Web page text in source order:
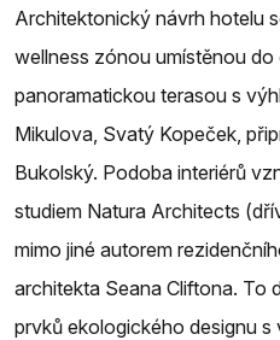
Architektonický návrh hotelu
wellness zónou umístěnou
panoramatickou terasou s
Mikulova, Svatý Kopeček,
Bukolský. Podoba interiérů
studiem Natura Architects
mimo jiné autorem
architekta Seana Cliftona. To
prvků ekologického designu